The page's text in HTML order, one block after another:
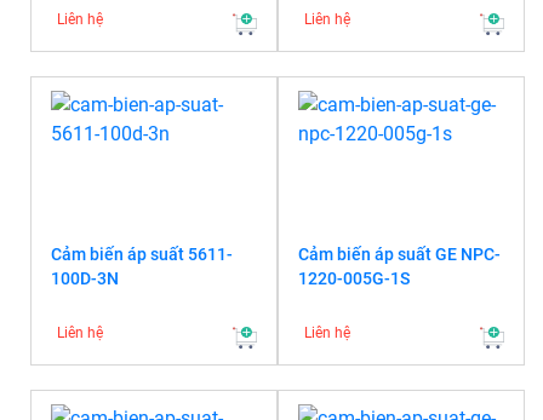
Liên hệ Liên hệ
Cảm biến áp suất 5611-
100D-3N
Liên hệ
Cảm biến áp suất GE NPC-
1220-005G-1S
Liên hệ